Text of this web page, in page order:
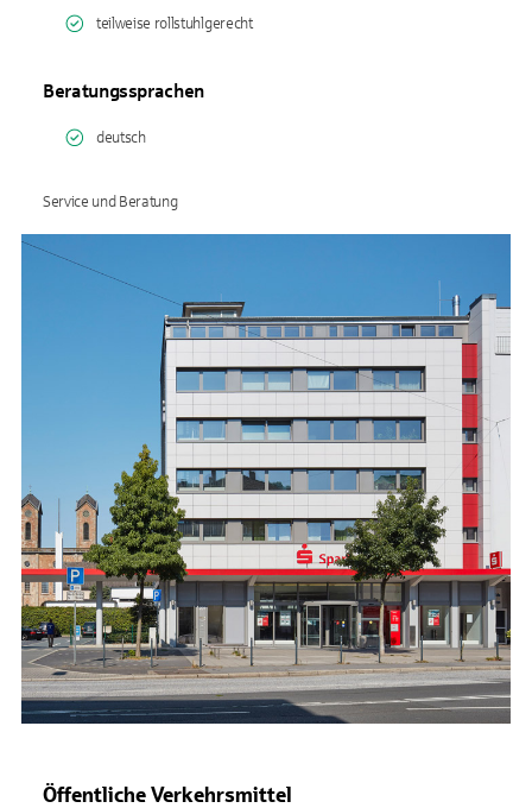
teilweise rollstuhlgerecht
Beratungssprachen
deutsch
Service und Beratung
Öffentliche Verkehrsmittel